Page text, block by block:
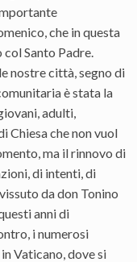
che in questa
Santo Padre.
nostre città, segno di
è stata la
adulti,
Chiesa che non vuol
ma il rinnovo di
di intenti, di
da don Tonino
anni di
i numerosi
Vaticano, dove si